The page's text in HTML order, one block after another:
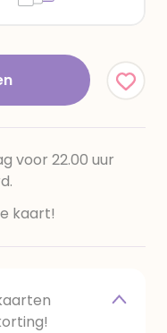
voor 22.00 uur
kaart!